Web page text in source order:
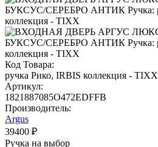
Код Товара:
ручка Рико, IRBIS коллекция - TIXX
Артикул:
1821887085O472EDFFB
Производитель:
Argus
39400 ₽
Ручка на выбор